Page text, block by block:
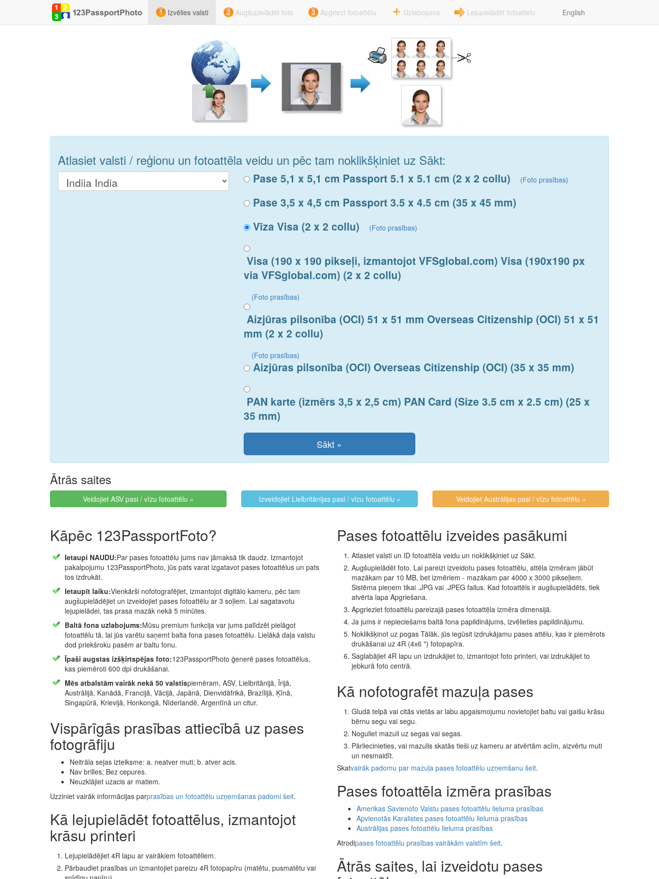
Izvēlies valsti Augšupielādēt foto Apgriezt fotoattēlu Uzlabojums Lejupielādēt fotoattēlu English
Atlasiet valsti / reģionu un fotoattēla veidu un pēc tam noklikšķiniet uz Sākt:
Pase 5,1 x 5,1 cm Passport 5.1 x 5.1 cm (2 x 2 collu) (Foto prasības)
Pase 3,5 x 4,5 cm Passport 3.5 x 4.5 cm (35 x 45 mm)
Vīza Visa (2 x 2 collu)
(Foto prasības)
Visa (190 x 190 pikseļi, izmantojot VFSglobal.com) Visa (190x190 px
via VFSglobal.com) (2 x 2 collu)
(Foto prasības)
Aizjūras pilsonība (OCI) 51 x 51 mm Overseas Citizenship (OCI) 51 x 51
mm (2 x 2 collu)
(Foto prasības)
Aizjūras pilsonība (OCI) Overseas Citizenship (OCI) (35 x 35 mm)
PAN karte (izmērs 3,5 x 2,5 cm) PAN Card (Size 3.5 cm x 2.5 cm) (25 x
35 mm)
Ātrās saites
Veidojiet ASV pasi / vīzu fotoattēlu » Izveidojiet Lielbritānijas pasi / vīzu fotoattēlu » Veidojiet Austrālijas pasi / vīzu fotoattēlu »
Kāpēc 123PassportFoto?
Ietaupi NAUDU:Par pases fotoattēlu jums nav jāmaksā tik daudz. Izmantojot
pakalpojumu 123PassportPhoto, jūs pats varat izgatavot pases fotoattēlus un pats
tos izdrukāt.
Ietaupīt laiku:Vienkārši nofotografējiet, izmantojot digitālo kameru, pēc tam
augšupielādējiet un izveidojiet pases fotoattēlu ar 3 soļiem. Lai sagatavotu
lejupielādei, tas prasa mazāk nekā 5 minūtes.
Baltā fona uzlabojums:Mūsu premium funkcija var jums palīdzēt pielāgot
fotoattēlu tā, lai jūs varētu saņemt balta fona pases fotoattēlu. Lielākā daļa valstu
dod priekšroku pasēm ar baltu fonu.
Īpaši augstas izšķirtspējas foto:123PassportPhoto ģenerē pases fotoattēlus,
kas piemēroti 600 dpi drukāšanai.
Mēs atbalstām vairāk nekā 50 valstispiemēram, ASV, Lielbritānijā, Īrijā,
Austrālijā, Kanādā, Francijā, Vācijā, Japānā, Dienvidāfrikā, Brazīlijā, Ķīnā,
Singapūrā, Krievijā, Honkongā, Nīderlandē, Argentīnā un citur.
Vispārīgās prasības attiecībā uz pases
fotogrāfiju
Neitrāla sejas izteiksme: a. neatver muti; b. atver acis.
Nav brilles; Bez cepures.
Neuzklājiet uzacis ar matiem.
Uzziniet vairāk informācijas parprasības un fotoattēlu uzņemšanas padomi šeit.
Kā lejupielādēt fotoattēlus, izmantojot
krāsu printeri
Lejupielādējiet 4R lapu ar vairākiem fotoattēliem.
Pārbaudiet prasības un izmantojiet pareizu 4R fotopapīru (matētu, pusmatētu vai
Pases fotoattēlu izveides pasākumi
Atlasiet valsti un ID fotoattēla veidu un noklikšķiniet uz Sākt.
Augšupielādēt foto. Lai pareizi izveidotu pases fotoattēlu, attēla izmēram jābūt
mazākam par 10 MB, bet izmēriem - mazākam par 4000 x 3000 pikseļiem.
Sistēma pieņem tikai .JPG vai .JPEG failus. Kad fotoattēls ir augšupielādēts, tiek
atvērta lapa Apgriešana.
Apgrieziet fotoattēlu pareizajā pases fotoattēla izmēra dimensijā.
Ja jums ir nepieciešams baltā fona papildinājums, izvēlieties papildinājumu.
Noklikšķinot uz pogas Tālāk, jūs iegūsit izdrukājamu pases attēlu, kas ir piemērots
drukāšanai uz 4R (4x6 ") fotopapīra.
Saglabājiet 4R lapu un izdrukājiet to, izmantojot foto printeri, vai izdrukājiet to
jebkurā foto centrā.
Kā nofotografēt mazuļa pases
Gludā telpā vai citās vietās ar labu apgaismojumu novietojiet baltu vai gaišu krāsu
bērnu segu vai segu.
Noguliet mazuli uz segas vai segas.
Pārliecinieties, vai mazulis skatās tieši uz kameru ar atvērtām acīm, aizvērtu muti
un nesmaidīt.
Skatvairāk padomu par mazuļa pases fotoattēlu uzņemšanu šeit.
Pases fotoattēla izmēra prasības
Amerikas Savienoto Valstu pases fotoattēlu lieluma prasības
Apvienotās Karalistes pases fotoattēlu lieluma prasības
Austrālijas pases fotoattēlu lieluma prasības
Atrodipases fotoattēlu prasības vairākām valstīm šeit.
Ātrās saites, lai izveidotu pases